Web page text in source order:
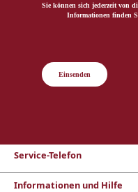
Sie können sich jederzeit von
Informationen finden
Einsenden
Service-Telefon
Informationen und Hilfe